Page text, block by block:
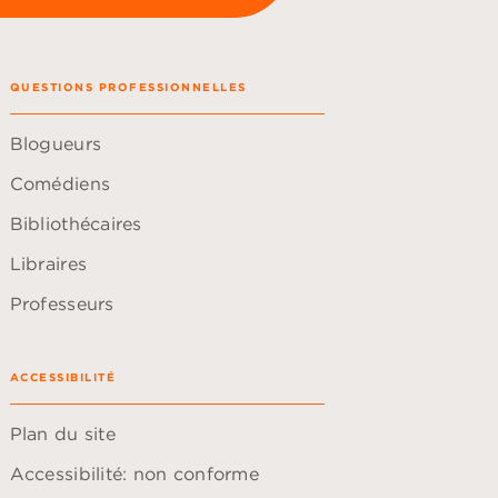
QUESTIONS PROFESSIONNELLES
Blogueurs
Comédiens
Bibliothécaires
Libraires
Professeurs
ACCESSIBILITÉ
Plan du site
Accessibilité: non conforme